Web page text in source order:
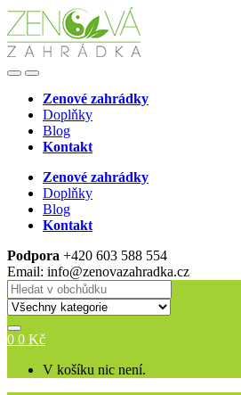
Skip
to
navigation
Skip
to
content
OpenClose
Zenové zahrádky
Doplňky
Blog
Kontakt
Zenové zahrádky
Doplňky
Blog
Kontakt
Podpora +420 603 588 554
Email: info@zenovazahradka.cz
Search
for:
0 0 Kč
V košíku nic není.